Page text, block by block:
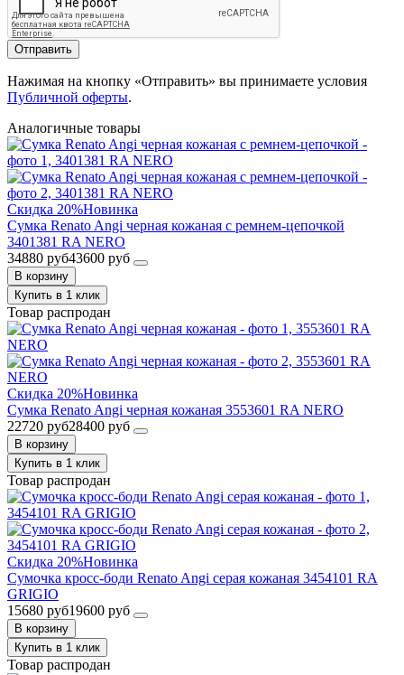
Отправить
Нажимая на кнопку «Отправить» вы принимаете условия
Публичной оферты.
Аналогичные товары
Скидка 20%Новинка
Сумка Renato Angi черная кожаная с ремнем-цепочкой
3401381 RA NERO
34880 руб43600 руб
В корзину
Купить в 1 клик
Товар распродан
Скидка 20%Новинка
Сумка Renato Angi черная кожаная 3553601 RA NERO
22720 руб28400 руб
В корзину
Купить в 1 клик
Товар распродан
Скидка 20%Новинка
Сумочка кросс-боди Renato Angi серая кожаная 3454101 RA
GRIGIO
15680 руб19600 руб
В корзину
Купить в 1 клик
Товар распродан